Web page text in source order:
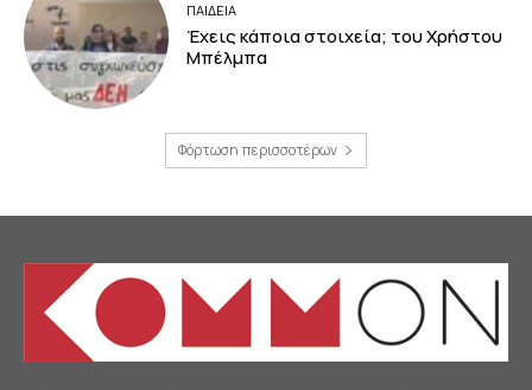
ΠΑΙΔΕΙΑ
Έχεις κάποια στοιχεία; του Χρήστου
Μπέλμπα
Φόρτωση περισσοτέρων